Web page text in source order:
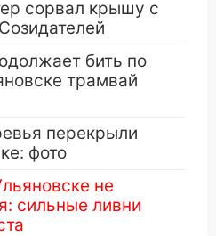
сорвал крышу с
бить по
трамвай
перекрыли
фото
не
сильные ливни